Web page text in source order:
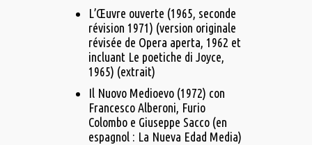
L’Œuvre ouverte (1965, seconde
révision 1971) (version originale
révisée de Opera aperta, 1962 et
incluant Le poetiche di Joyce,
1965) (extrait)
Il Nuovo Medioevo (1972) con
Francesco Alberoni, Furio
Colombo e Giuseppe Sacco (en
espagnol : La Nueva Edad Media)